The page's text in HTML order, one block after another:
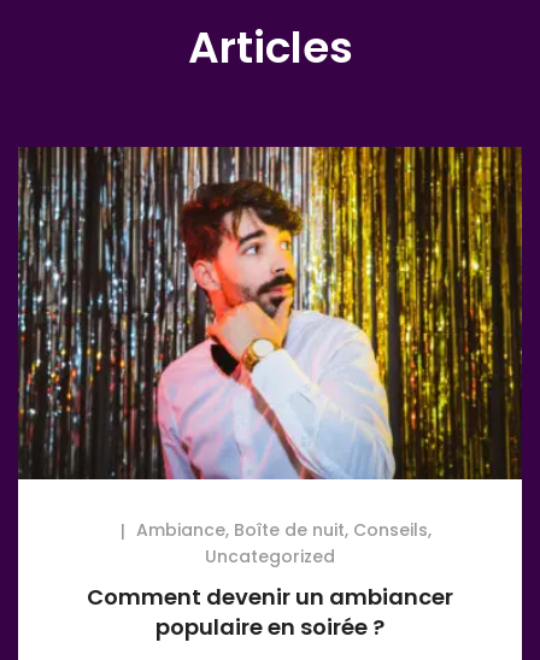
Articles
Ambiance, Boîte de nuit, Conseils,
Uncategorized
Comment devenir un ambiancer
populaire en soirée ?